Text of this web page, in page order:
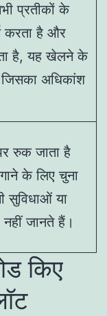
प्रतीकों के
करता है और
है, यह खेलने के
अधिकांश
रुक जाता है
के लिए चुना
सुविधाओं या
नहीं जानते हैं।
किए